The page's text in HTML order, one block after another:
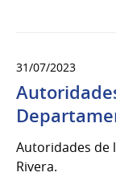
31/07/2023
Autoridades de
Rivera.